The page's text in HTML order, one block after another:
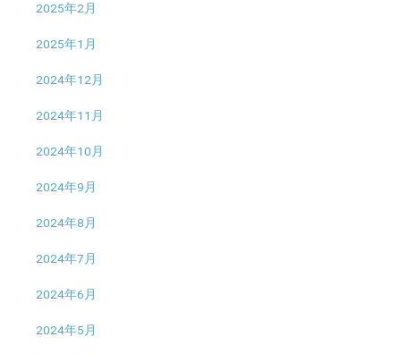
2025年2月
2025年1月
2024年12月
2024年11月
2024年10月
2024年9月
2024年8月
2024年7月
2024年6月
2024年5月